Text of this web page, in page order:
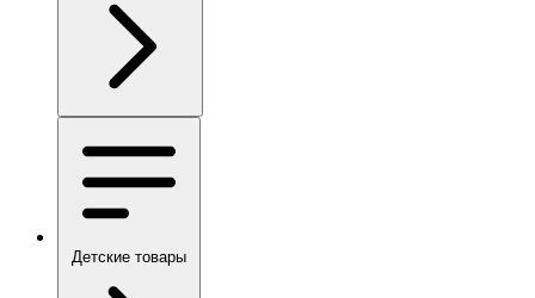
Детские товары